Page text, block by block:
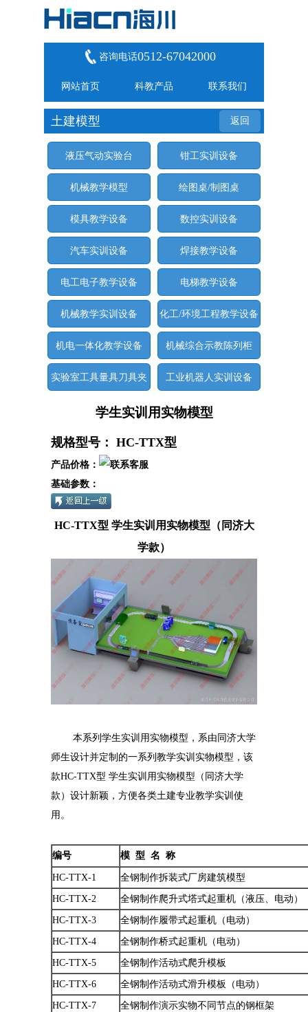
咨询电话0512-67042000
网站首页 科教产品 联系我们
返回
土建模型
液压气动实验台 钳工实训设备
机械教学模型 绘图桌/制图桌
模具教学设备 数控实训设备
汽车实训设备 焊接教学设备
电工电子教学设备 电梯教学设备
机械教学实训设备 化工/环境工程教学设备
机电一体化教学设备 机械综合示教陈列柜
实验室工具量具刀具夹
具
工业机器人实训设备
学生实训用实物模型
规格型号： HC-TTX型
产品价格：
基础参数：
HC-TTX型 学生实训用实物模型（同济大
学款）
本系列学生实训用实物模型，系由同济大学
师生设计并定制的一系列教学实训实物模型，该
款HC-TTX型 学生实训用实物模型（同济大学
款）设计新颖，方便各类土建专业教学实训使
用。
编号 模 型 名 称
HC-TTX-1 全钢制作拆装式厂房建筑模型
HC-TTX-2 全钢制作爬升式塔式起重机（液压、电动）
HC-TTX-3 全钢制作履带式起重机（电动）
HC-TTX-4 全钢制作桥式起重机（电动）
HC-TTX-5 全钢制作活动式爬升模板
HC-TTX-6 全钢制作活动式滑升模板（电动）
HC-TTX-7 全钢制作演示实物不同节点的钢框架